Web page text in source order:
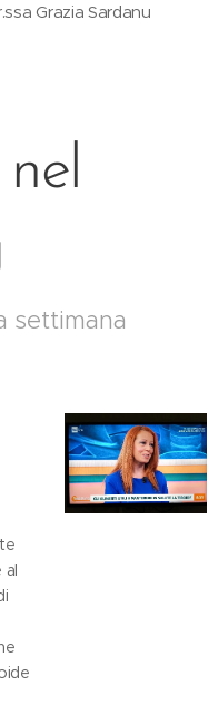
Grazia Sardanu
settimana
al